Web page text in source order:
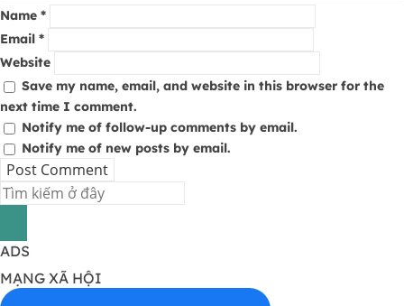
Name *
Email *
Website
Save my name, email, and website in this browser for the
next time I comment.
Notify me of follow-up comments by email.
Notify me of new posts by email.
ADS
MẠNG XÃ HỘI